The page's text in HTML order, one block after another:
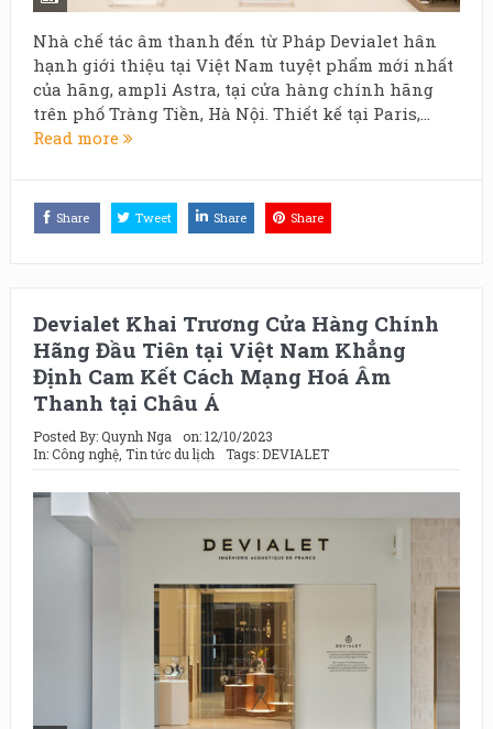
Nhà chế tác âm thanh đến từ Pháp Devialet hân
hạnh giới thiệu tại Việt Nam tuyệt phẩm mới nhất
của hãng, ampli Astra, tại cửa hàng chính hãng
trên phố Tràng Tiền, Hà Nội. Thiết kế tại Paris,...
Read more
Share Tweet Share Share
Devialet Khai Trương Cửa Hàng Chính
Hãng Đầu Tiên tại Việt Nam Khẳng
Định Cam Kết Cách Mạng Hoá Âm
Thanh tại Châu Á
Posted By:Quynh Nga on:12/10/2023
In:Công nghệ, Tin tức du lịch Tags: DEVIALET